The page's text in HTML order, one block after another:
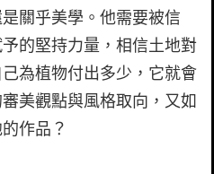
關乎美學。他需要被信
的堅持力量，相信土地對
為植物付出多少，它就會
美觀點與風格取向，又如
作品？